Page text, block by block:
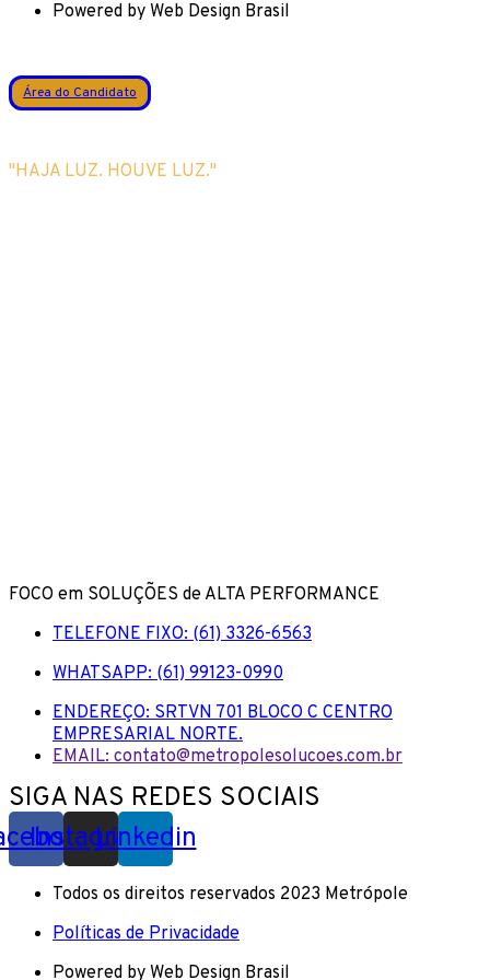
Powered by Web Design Brasil
Área do Candidato
"HAJA LUZ. HOUVE LUZ."
FOCO em SOLUÇÕES de ALTA PERFORMANCE
TELEFONE FIXO: (61) 3326-6563
WHATSAPP: (61) 99123-0990
ENDEREÇO: SRTVN 701 BLOCO C CENTRO
EMPRESARIAL NORTE.
EMAIL: contato@metropolesolucoes.com.br
SIGA NAS REDES SOCIAIS
Instagram
Linkedin
Todos os direitos reservados 2023 Metrópole
Políticas de Privacidade
Powered by Web Design Brasil